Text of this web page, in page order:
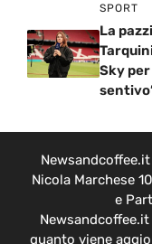
SPORT
La
Sky
Nicola Marchese
e
quanto viene